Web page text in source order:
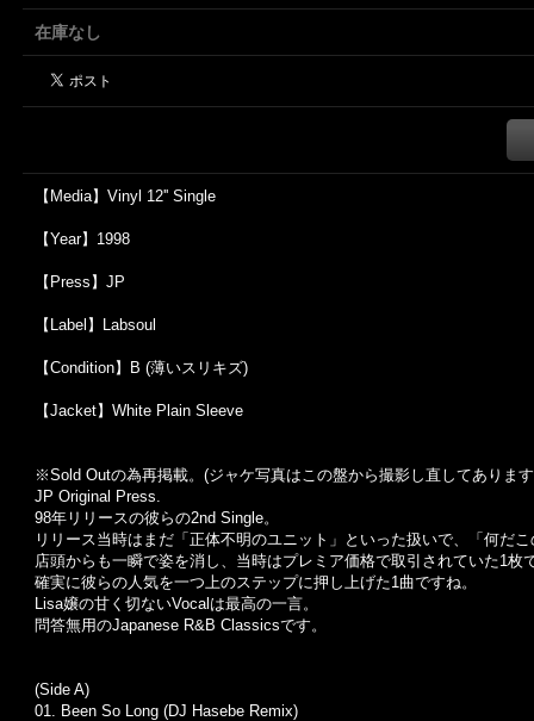
在庫なし
【Media】Vinyl 12'' Single
【Year】1998
【Press】JP
【Label】Labsoul
【Condition】B (薄いスリキズ)
【Jacket】White Plain Sleeve
※Sold Outの為再掲載。(ジャケ写真はこの盤から撮影し直してありま
JP Original Press.
98年リリースの彼らの2nd Single。
リリース当時はまだ「正体不明のユニット」といった扱いで、「何だ
店頭からも一瞬で姿を消し、当時はプレミア価格で取引されていた1枚
確実に彼らの人気を一つ上のステップに押し上げた1曲ですね。
Lisa嬢の甘く切ないVocalは最高の一言。
問答無用のJapanese R&B Classicsです。
(Side A)
01. Been So Long (DJ Hasebe Remix)